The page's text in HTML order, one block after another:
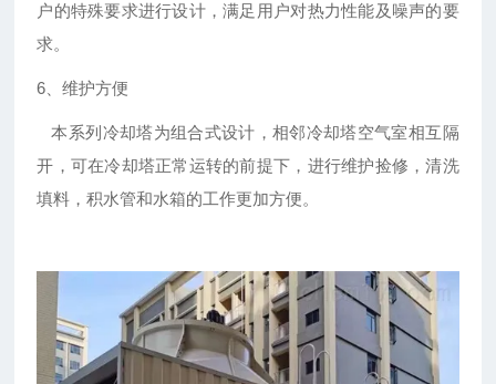
户的特殊要求进行设计，满足用户对热力性能及噪声的要
求。
6、维护方便
本系列冷却塔为组合式设计，相邻冷却塔空气室相互隔
开，可在冷却塔正常运转的前提下，进行维护捡修，清洗
填料，积水管和水箱的工作更加方便。